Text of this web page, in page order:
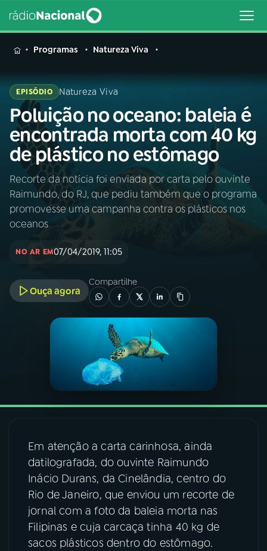
MENU
Buscar
na
Rádio
Nacional
Buscar
AO VIVO
02A RÁDIO
03PROGRAMAÇÃO
PODCASTS
07 ÚLTIMAS
08 FESTIVAL DE MÚSICA
ACOMPANHE A RÁDIO NACIONAL
Programas Natureza Viva
EPISÓDIO Natureza Viva
Poluição no oceano: baleia é
encontrada morta com 40 kg
de plástico no estômago
Recorte da notícia foi enviada por carta pelo ouvinte
Raimundo, do RJ, que pediu também que o programa
promovesse uma campanha contra os plásticos nos
oceanos
NO AR EM07/04/2019, 11:05
Ouça agora
Compartilhe
Em atenção a carta carinhosa, ainda
datilografada, do ouvinte Raimundo
Inácio Durans, da Cinelândia, centro do
Rio de Janeiro, que enviou um recorte de
jornal com a foto da baleia morta nas
Filipinas e cuja carcaça tinha 40 kg de
sacos plásticos dentro do estômago.